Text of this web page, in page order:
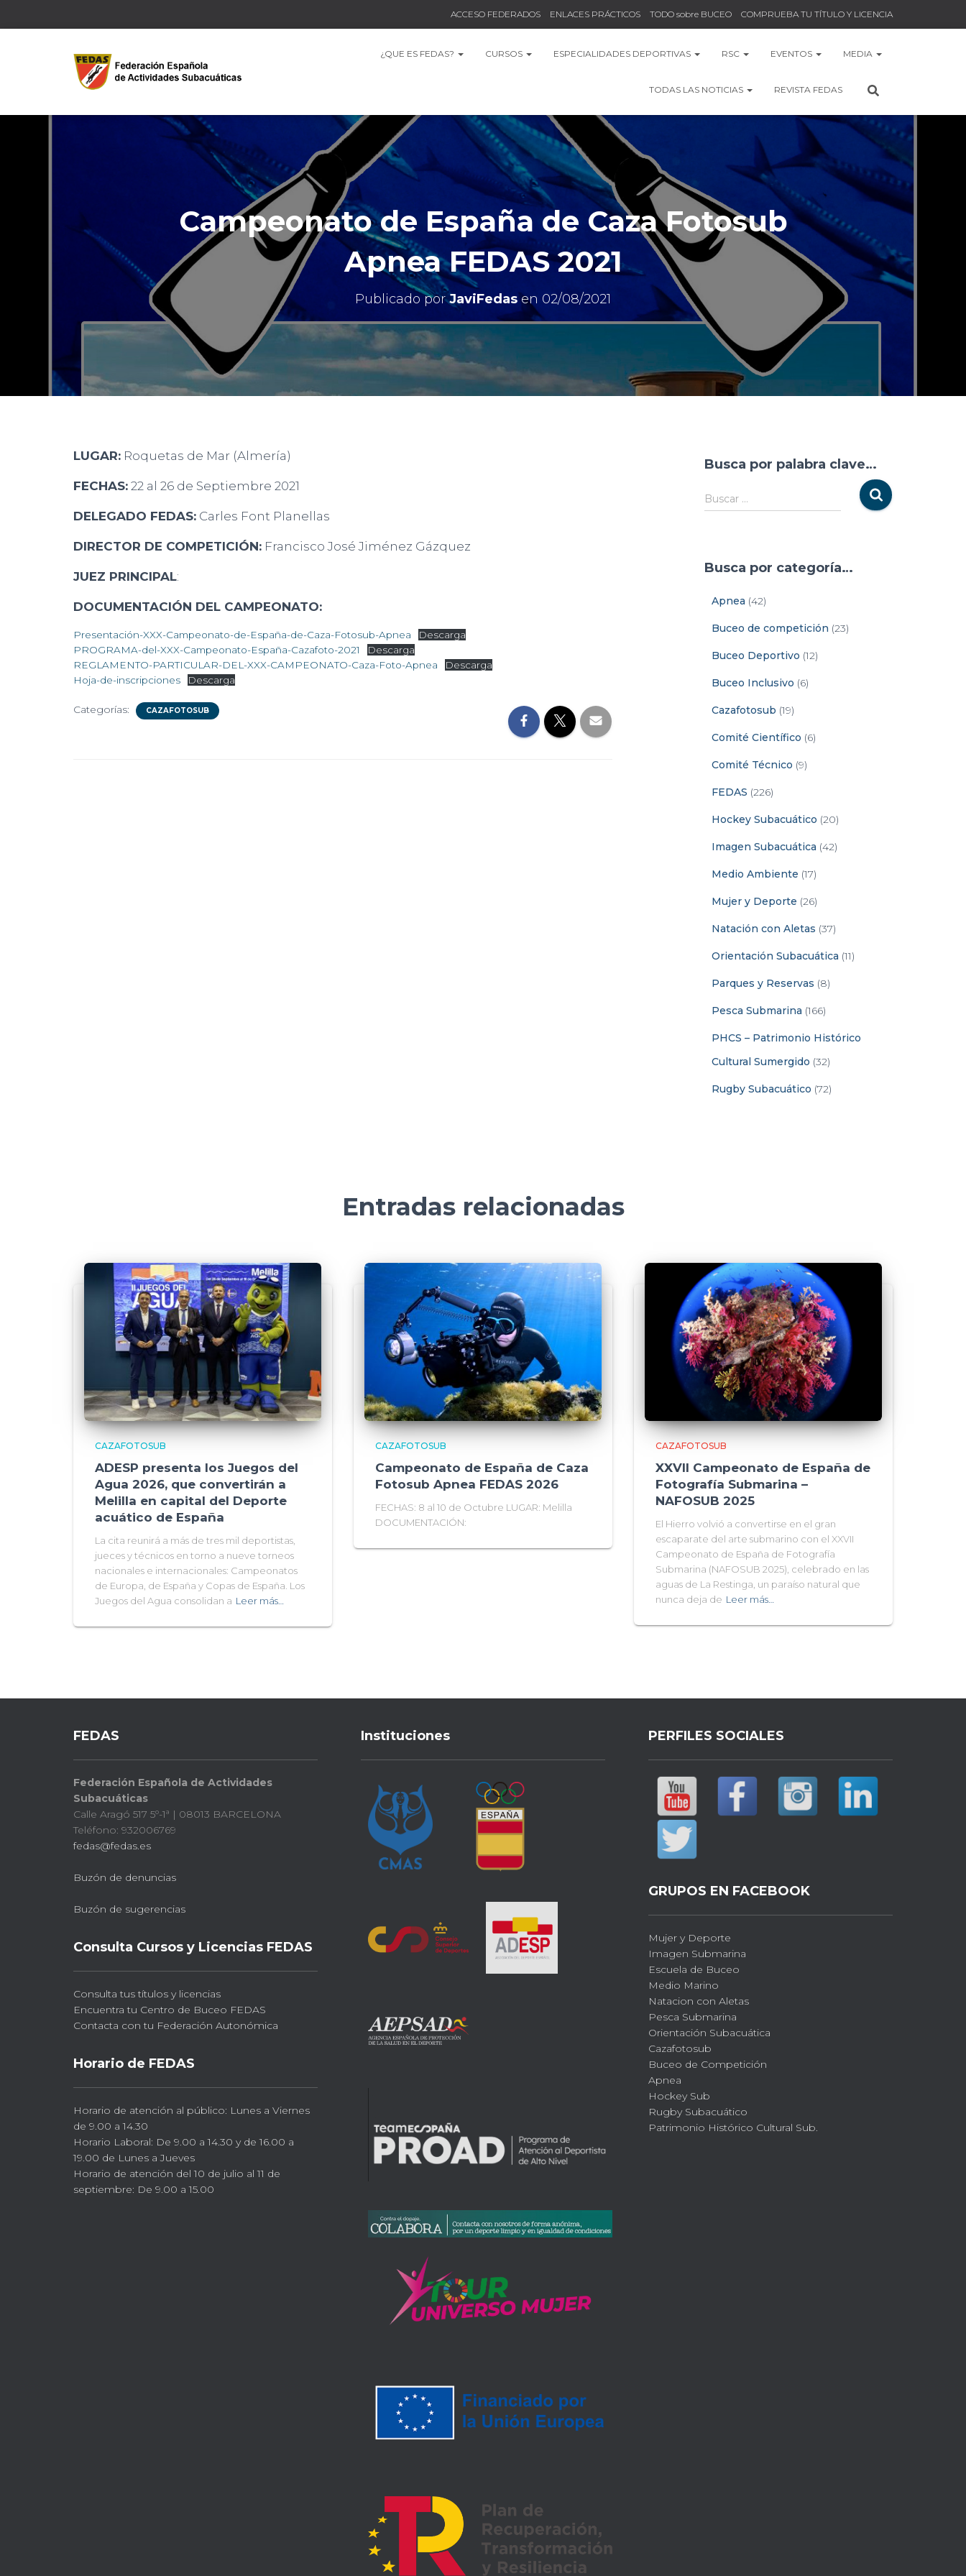
ACCESO FEDERADOS ENLACES PRÁCTICOS TODO sobre BUCEO COMPRUEBA TU TÍTULO Y LICENCIA
¿QUE ES FEDAS? CURSOS ESPECIALIDADES DEPORTIVAS RSC EVENTOS MEDIA
TODAS LAS NOTICIAS REVISTA FEDAS
Campeonato de España de Caza Fotosub
Apnea FEDAS 2021
Publicado porJaviFedasen 02/08/2021
LUGAR: Roquetas de Mar (Almería)
FECHAS: 22 al 26 de Septiembre 2021
DELEGADO FEDAS: Carles Font Planellas
DIRECTOR DE COMPETICIÓN: Francisco José Jiménez Gázquez
JUEZ PRINCIPAL:
DOCUMENTACIÓN DEL CAMPEONATO:
Presentación-XXX-Campeonato-de-España-de-Caza-Fotosub-Apnea
Descarga
PROGRAMA-del-XXX-Campeonato-España-Cazafoto-2021
Descarga
REGLAMENTO-PARTICULAR-DEL-XXX-CAMPEONATO-Caza-Foto-Apnea
Descarga
Hoja-de-inscripciones
Descarga
Categorías: CAZAFOTOSUB
Busca por palabra clave…
Buscar …
Busca por categoría…
Apnea (42)
Buceo de competición (23)
Buceo Deportivo (12)
Buceo Inclusivo (6)
Cazafotosub (19)
Comité Científico (6)
Comité Técnico (9)
FEDAS (226)
Hockey Subacuático (20)
Imagen Subacuática (42)
Medio Ambiente (17)
Mujer y Deporte (26)
Natación con Aletas (37)
Orientación Subacuática (11)
Parques y Reservas (8)
Pesca Submarina (166)
PHCS – Patrimonio Histórico
Cultural Sumergido (32)
Rugby Subacuático (72)
Entradas relacionadas
CAZAFOTOSUB
ADESP presenta los Juegos del
Agua 2026, que convertirán a
Melilla en capital del Deporte
acuático de España
La cita reunirá a más de tres mil deportistas,
jueces y técnicos en torno a nueve torneos
nacionales e internacionales: Campeonatos
de Europa, de España y Copas de España. Los
Juegos del Agua consolidan a Leer más…
CAZAFOTOSUB
Campeonato de España de Caza
Fotosub Apnea FEDAS 2026
FECHAS: 8 al 10 de Octubre LUGAR: Melilla
DOCUMENTACIÓN:
CAZAFOTOSUB
XXVII Campeonato de España de
Fotografía Submarina –
NAFOSUB 2025
El Hierro volvió a convertirse en el gran
escaparate del arte submarino con el XXVII
Campeonato de España de Fotografía
Submarina (NAFOSUB 2025), celebrado en las
aguas de La Restinga, un paraíso natural que
nunca deja de Leer más…
FEDAS
Federación Española de Actividades
Subacuáticas
Calle Aragó 517 5º-1ª | 08013 BARCELONA
Teléfono: 932006769
fedas@fedas.es
Buzón de denuncias
Buzón de sugerencias
Consulta Cursos y Licencias FEDAS
Consulta tus títulos y licencias
Encuentra tu Centro de Buceo FEDAS
Contacta con tu Federación Autonómica
Horario de FEDAS
Horario de atención al público: Lunes a Viernes
de 9.00 a 14.30
Horario Laboral: De 9.00 a 14.30 y de 16.00 a
19.00 de Lunes a Jueves
Horario de atención del 10 de julio al 11 de
septiembre: De 9.00 a 15.00
Instituciones PERFILES SOCIALES
GRUPOS EN FACEBOOK
Mujer y Deporte
Imagen Submarina
Escuela de Buceo
Medio Marino
Natacion con Aletas
Pesca Submarina
Orientación Subacuática
Cazafotosub
Buceo de Competición
Apnea
Hockey Sub
Rugby Subacuático
Patrimonio Histórico Cultural Sub.